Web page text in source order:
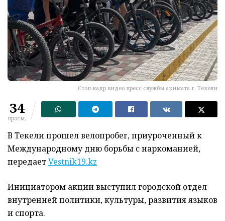
Стоп-кадр видео пресс-службы акимата г. Текели
34
просм.
В Текели прошел велопробег, приуроченный к
Международному дню борьбы с наркоманией,
передаетVestnik19.kz
Инициатором акции выступил городской отдел
внутренней политики, культуры, развития языков
и спорта.